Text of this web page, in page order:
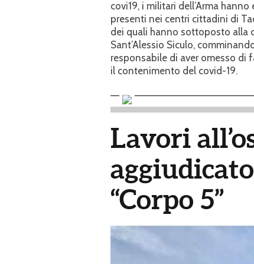
covi19, i militari dell’Arma
presenti nei centri cittadini di
dei quali hanno sottoposto alla
Sant’Alessio Siculo,
responsabile di aver omesso di
il contenimento del covid-19.
Lavori
“Corpo 5”